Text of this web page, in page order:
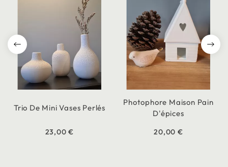
Trio De Mini Vases Perlés
23,00 €
Photophore Maison Pain
D'épices
20,00 €